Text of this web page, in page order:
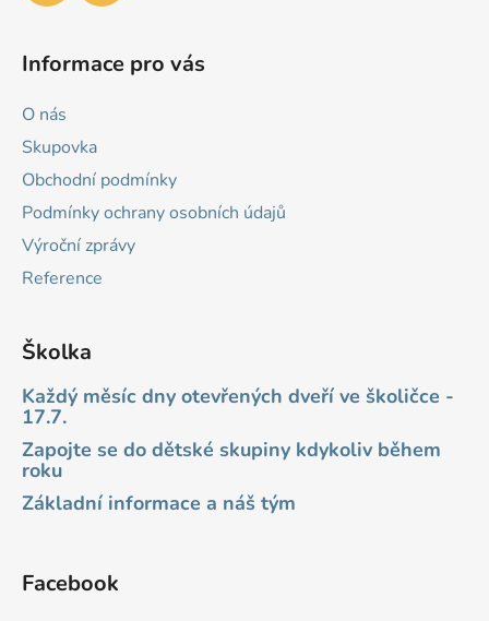
Informace pro vás
O nás
Skupovka
Obchodní podmínky
Podmínky ochrany osobních údajů
Výroční zprávy
Reference
Školka
Každý měsíc dny otevřených dveří ve školičce -
17.7.
Zapojte se do dětské skupiny kdykoliv během
roku
Základní informace a náš tým
Facebook